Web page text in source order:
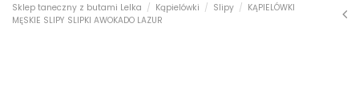
Sklep taneczny z butami Lelka Kąpielówki Slipy
KĄPIELÓWKI
MĘSKIE SLIPY SLIPKI AWOKADO LAZUR